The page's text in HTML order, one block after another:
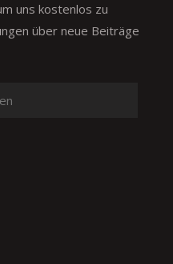
uns kostenlos zu
über neue Beiträge